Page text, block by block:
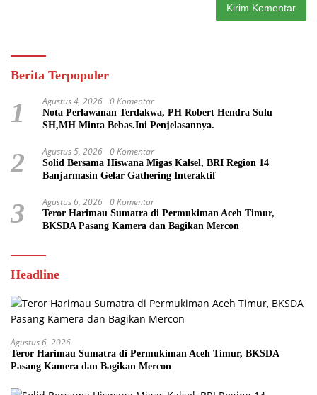
Berita Terpopuler
1 Agustus 4, 2026 0 Komentar
Nota Perlawanan Terdakwa, PH Robert Hendra Sulu
SH,MH Minta Bebas.Ini Penjelasannya.
2 Agustus 5, 2026 0 Komentar
Solid Bersama Hiswana Migas Kalsel, BRI Region 14
Banjarmasin Gelar Gathering Interaktif
3 Agustus 6, 2026 0 Komentar
Teror Harimau Sumatra di Permukiman Aceh Timur,
BKSDA Pasang Kamera dan Bagikan Mercon
Headline
Agustus 6, 2026
Teror Harimau Sumatra di Permukiman Aceh Timur, BKSDA
Pasang Kamera dan Bagikan Mercon